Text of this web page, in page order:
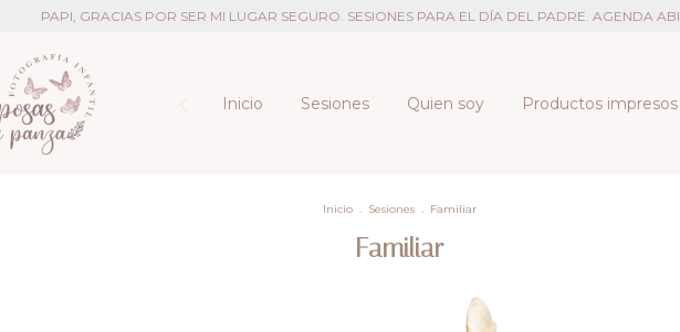
PAPI, GRACIAS POR SER MI LUGAR SEGURO. SESIONES PARA EL DÍA DEL PADRE. AGENDA ABIERTA
Inicio Sesiones Quien soy Productos impresos
Inicio . Sesiones . Familiar
Familiar